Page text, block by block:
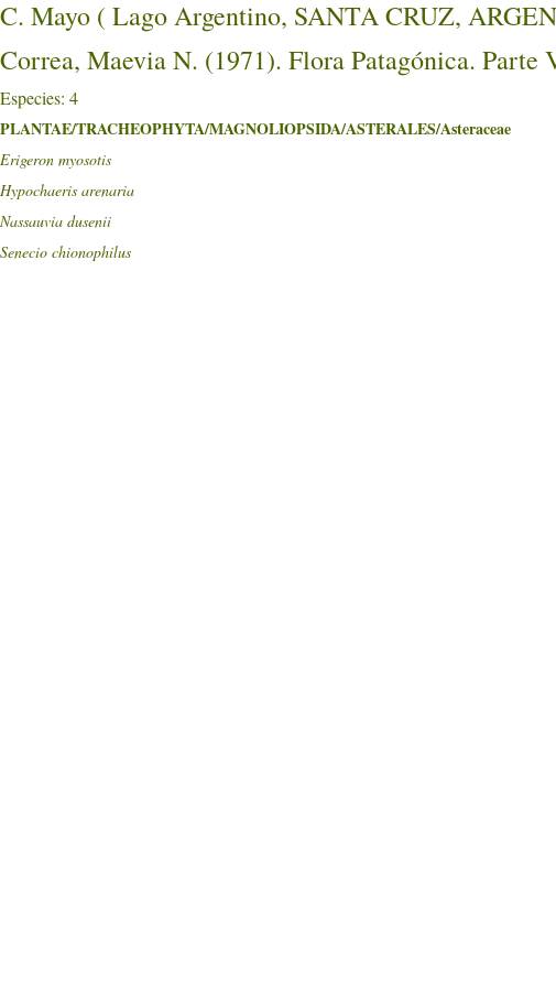
C. Mayo ( Lago Argentino, SANTA CRUZ,
Correa, Maevia N. (1971). Flora Patagónica.
Especies: 4
PLANTAE/TRACHEOPHYTA/MAGNOLIOPSIDA/ASTERALES/Asteraceae
Erigeron myosotis
Hypochaeris arenaria
Nassauvia dusenii
Senecio chionophilus